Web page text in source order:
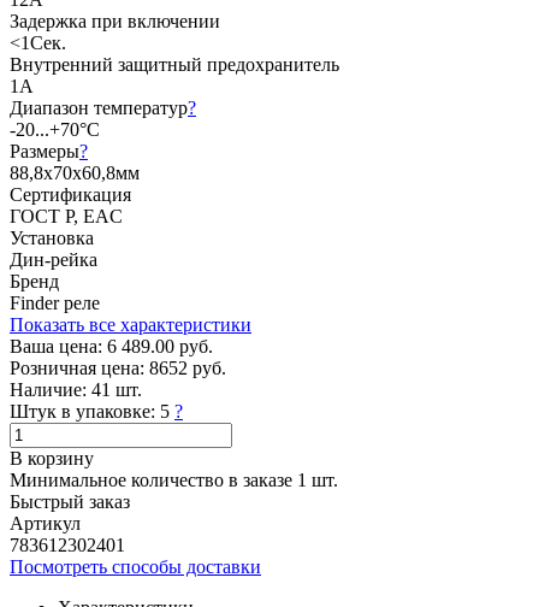
Задержка при включении
<1Сек.
Внутренний защитный предохранитель
1А
Диапазон температур?
-20...+70°C
Размеры?
88,8х70х60,8мм
Сертификация
ГОСТ Р, EAC
Установка
Дин-рейка
Бренд
Finder реле
Показать все характеристики
Ваша цена: 6 489.00 руб.
Розничная цена: 8652 руб.
Наличие: 41 шт.
Штук в упаковке: 5 ?
В корзину
Минимальное количество в заказе 1 шт.
Быстрый заказ
Артикул
783612302401
Посмотреть способы доставки